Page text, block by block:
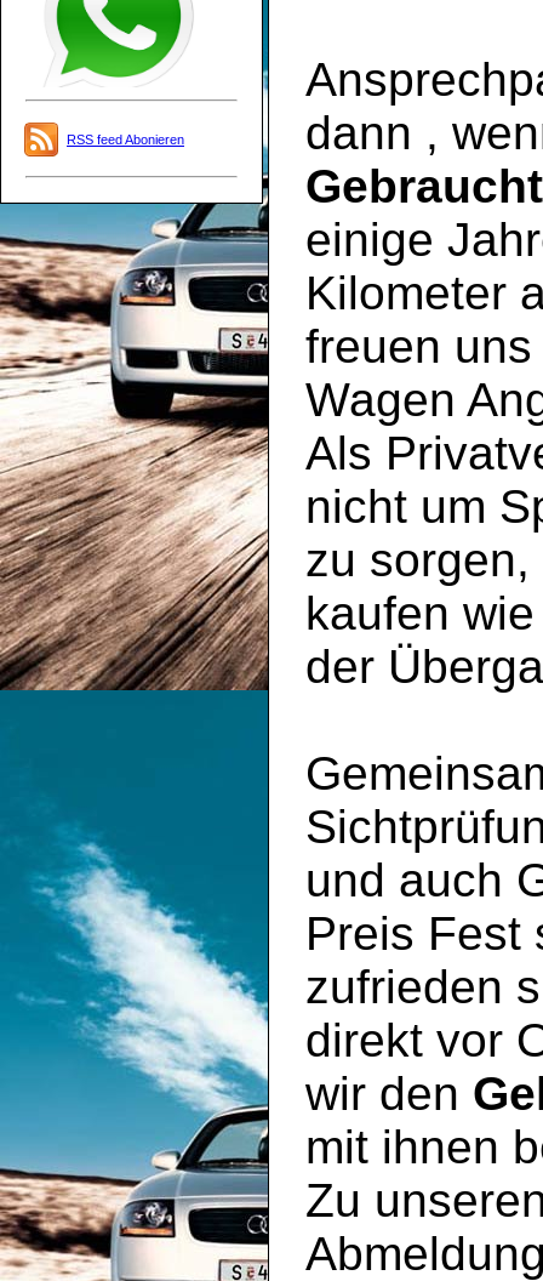
RSS feed Abonieren
dann ,
einige
Kilometer
freuen
Wagen
Als
nicht um
zu
kaufen
der
und auch
Preis Fest
zufrieden
direkt vor
wir den
mit ihnen
Zu